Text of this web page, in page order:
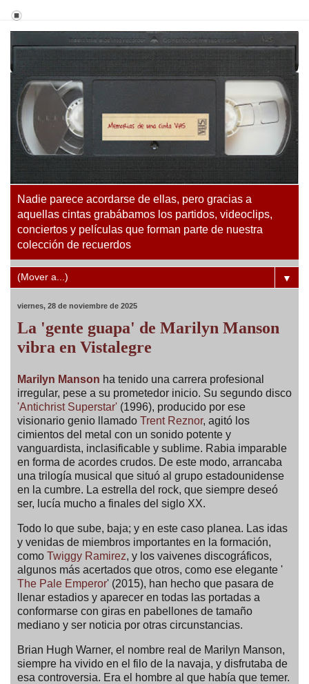
Nadie parece acordarse de ellas, pero gracias a
aquellas cintas grabábamos los partidos, videoclips,
conciertos y películas que forman parte de nuestra
colección de recuerdos
▼
viernes, 28 de noviembre de 2025
La 'gente guapa' de Marilyn Manson
vibra en Vistalegre
Marilyn Manson ha tenido una carrera profesional
irregular, pese a su prometedor inicio. Su segundo disco
'Antichrist Superstar' (1996), producido por ese
visionario genio llamado Trent Reznor, agitó los
cimientos del metal con un sonido potente y
vanguardista, inclasificable y sublime. Rabia imparable
en forma de acordes crudos. De este modo, arrancaba
una trilogía musical que situó al grupo estadounidense
en la cumbre. La estrella del rock, que siempre deseó
ser, lucía mucho a finales del siglo XX.
Todo lo que sube, baja; y en este caso planea. Las idas
y venidas de miembros importantes en la formación,
como Twiggy Ramirez, y los vaivenes discográficos,
algunos más acertados que otros, como ese elegante '
The Pale Emperor' (2015), han hecho que pasara de
llenar estadios y aparecer en todas las portadas a
conformarse con giras en pabellones de tamaño
mediano y ser noticia por otras circunstancias.
Brian Hugh Warner, el nombre real de Marilyn Manson,
siempre ha vivido en el filo de la navaja, y disfrutaba de
esa controversia. Era el hombre al que había que temer.